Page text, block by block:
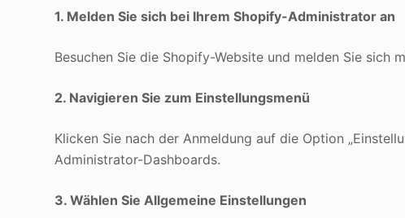
1. Melden Sie sich bei Ihrem Shopify-Administrator an
Besuchen Sie die Shopify-Website und melden Sie sich
2. Navigieren Sie zum Einstellungsmenü
Klicken Sie nach der Anmeldung auf die Option
Administrator-Dashboards.
3. Wählen Sie Allgemeine Einstellungen